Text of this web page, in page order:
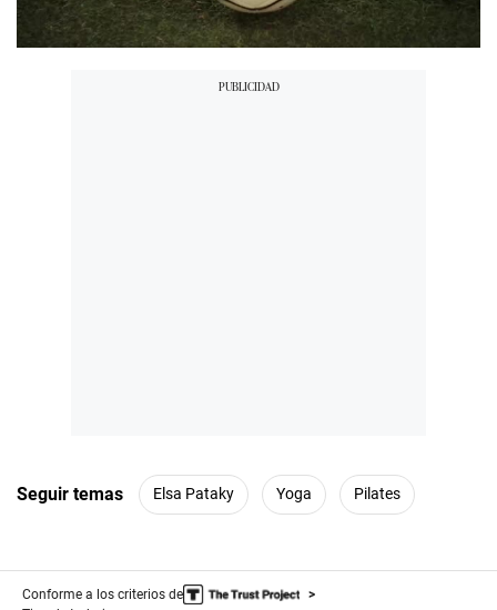
00:00 /01:09
Seguir temas Elsa Pataky Yoga Pilates
Conforme a los criterios de